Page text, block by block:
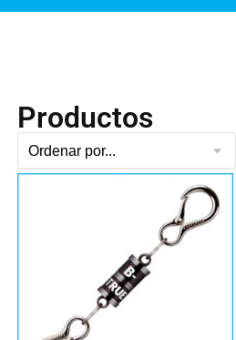
Productos